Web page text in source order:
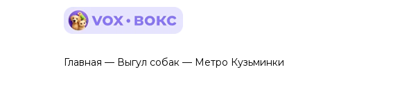
Главная — Выгул собак — Метро Кузьминки